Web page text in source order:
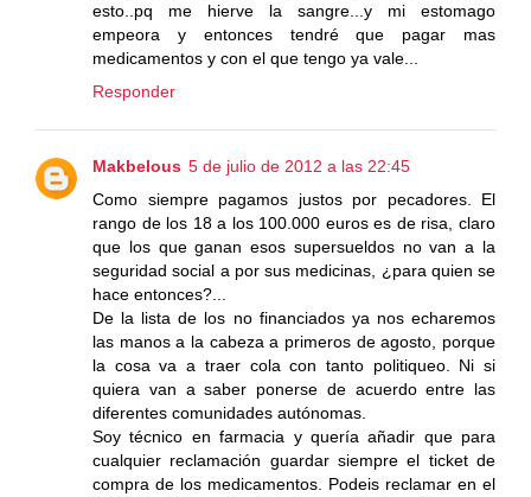
esto..pq me hierve la sangre...y mi estomago
empeora y entonces tendré que pagar mas
medicamentos y con el que tengo ya vale...
Responder
Makbelous 5 de julio de 2012 a las 22:45
Como siempre pagamos justos por pecadores. El
rango de los 18 a los 100.000 euros es de risa, claro
que los que ganan esos supersueldos no van a la
seguridad social a por sus medicinas, ¿para quien se
hace entonces?...
De la lista de los no financiados ya nos echaremos
las manos a la cabeza a primeros de agosto, porque
la cosa va a traer cola con tanto politiqueo. Ni si
quiera van a saber ponerse de acuerdo entre las
diferentes comunidades autónomas.
Soy técnico en farmacia y quería añadir que para
cualquier reclamación guardar siempre el ticket de
compra de los medicamentos. Podeis reclamar en el